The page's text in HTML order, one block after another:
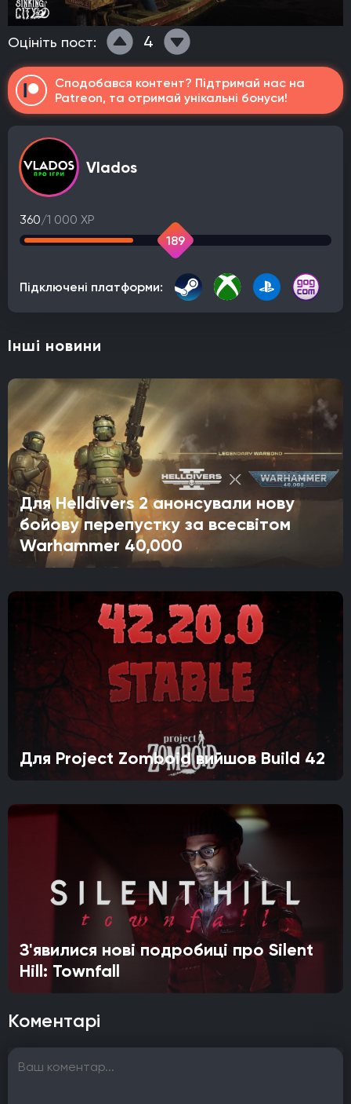
Оцініть пост: 4
Сподобався контент? Підтримай нас на
Patreon, та отримай унікальні бонуси!
Vlados
360/1 000 XP
189
Підключені платформи:
Інші новини
Для Helldivers 2 анонсували нову
бойову перепустку за всесвітом
Warhammer 40,000
Для Project Zomboid вийшов Build 42
З'явилися нові подробиці про Silent
Hill: Townfall
Коментарі